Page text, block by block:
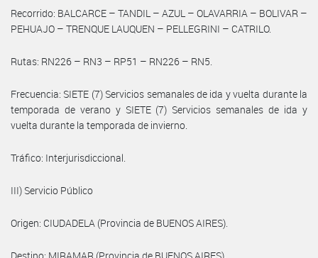
Recorrido: BALCARCE – TANDIL – AZUL – OLAVARRIA – BOLIVAR –
PEHUAJO – TRENQUE LAUQUEN – PELLEGRINI – CATRILO.
Rutas: RN226 – RN3 – RP51 – RN226 – RN5.
Frecuencia: SIETE (7) Servicios semanales de ida y vuelta durante la
temporada de verano y SIETE (7) Servicios semanales de ida y
vuelta durante la temporada de invierno.
Tráfico: Interjurisdiccional.
III) Servicio Público
Origen: CIUDADELA (Provincia de BUENOS AIRES).
Destino: MIRAMAR (Provincia de BUENOS AIRES).